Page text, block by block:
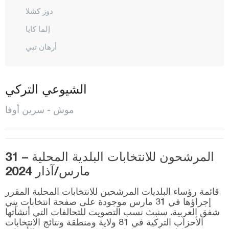
دوز كشلا
إلما كايا
أرهان تبي
قرا أغاجلي
قزل أغاج
كونوك بيكلار
كوركوت
ملازغيرت
المركز
روستم غاديك
الشيوعي التركي
موش - سرين أوفا
المرشحون للانتخابات البلدية المحلية – 31
مارس/آذار 2024
قائمة رؤساء البلديات المرشحين للانتخابات المحلية المقرر
إجراؤها في 31 مارس موجودة على صفحة انتخابات يني
شفق العربية. سنبث نسب التصويت للتحالفات التي أنشأتها
الأحزاب التركية في 81 ولاية ومنطقة ونتائج الانتخابات